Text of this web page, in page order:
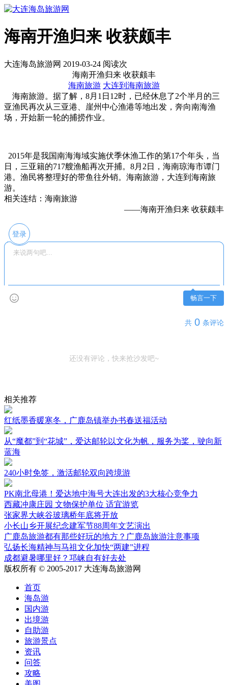
海南开渔归来 收获颇丰
大连海岛旅游网 2019-03-24 阅读次
海南开渔归来 收获颇丰
海南旅游 大连到海南旅游
海南旅游。据了解，8月1日12时，已经休息了2个半月的三
亚渔民再次从三亚港、崖州中心渔港等地出发，奔向南海渔
场，开始新一轮的捕捞作业。
2015年是我国南海海域实施伏季休渔工作的第17个年头，当
日，三亚籍的717艘渔船再次开捕。8月2日，海南琼海市谭门
港。渔民将整理好的带鱼往外销。海南旅游，大连到海南旅
游。
相关连结：海南旅游
——海南开渔归来 收获颇丰
登录
畅言一下
共 0 条评论
还没有评论，快来抢沙发吧~
相关推荐
红纸墨香暖寒冬，广鹿岛镇举办书春送福活动
从“魔都”到“花城”，爱达邮轮以文化为帆，服务为桨，驶向新
蓝海
240小时免签，激活邮轮双向跨境游
PK南北母港！爱达地中海号大连出发的3大核心竞争力
西藏冲康庄园 文物保护单位 适宜游览
张家界大峡谷玻璃桥年底将开放
小长山乡开展纪念建军节88周年文艺演出
广鹿岛旅游都有那些好玩的地方？广鹿岛旅游注意事项
弘扬长海精神与马祖文化加快“两建”进程
成都避暑哪里好？邛崃自有好去处
版权所有 © 2005-2017 大连海岛旅游网
首页
海岛游
国内游
出境游
自助游
旅游景点
资讯
问答
攻略